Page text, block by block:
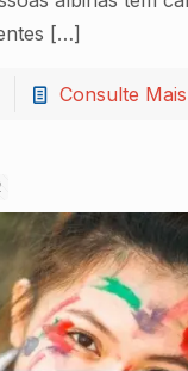
[…]
Consulte